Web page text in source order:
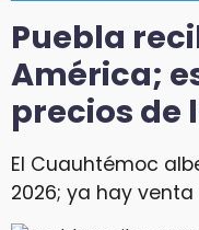
Puebla
América;
precios de
El Cuauhtémoc
2026; ya hay